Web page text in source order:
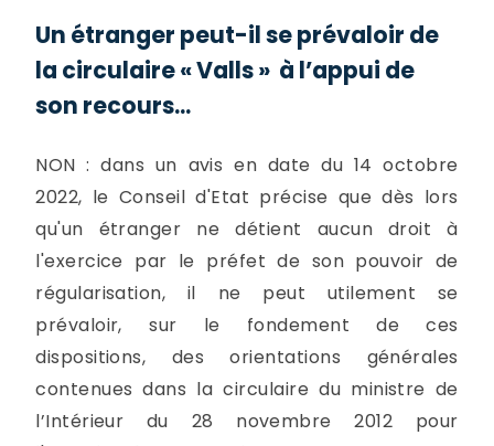
Un étranger peut-il se prévaloir de
la circulaire « Valls » à l’appui de
son recours...
NON : dans un avis en date du 14 octobre
2022, le Conseil d'Etat précise que dès lors
qu'un étranger ne détient aucun droit à
l'exercice par le préfet de son pouvoir de
régularisation, il ne peut utilement se
prévaloir, sur le fondement de ces
dispositions, des orientations générales
contenues dans la circulaire du ministre de
l’Intérieur du 28 novembre 2012 pour